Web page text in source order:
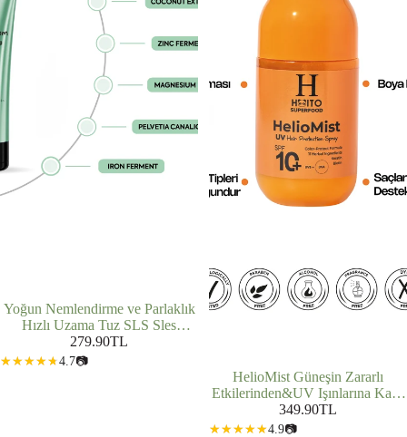
Yoğun Nemlendirme ve Parlaklık
Hızlı Uzama Tuz SLS Sles
İçermeyen Saç Bakım Şampuanı
250ml
279.90TL
4.7📷
HelioMist Güneşin Zararlı
Etkilerinden&UV Işınlarına Karşı
Koruma Sağlayan Saç Bakım
Spreyi 100ml
349.90TL
4.9📷